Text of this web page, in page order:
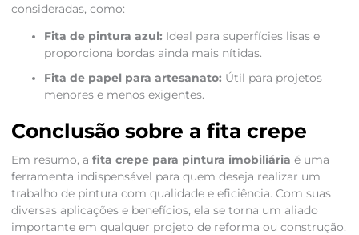
consideradas, como:
Fita de pintura azul: Ideal para superfícies lisas e
proporciona bordas ainda mais nítidas.
Fita de papel para artesanato: Útil para projetos
menores e menos exigentes.
Conclusão sobre a fita crepe
Em resumo, a fita crepe para pintura imobiliária é uma
ferramenta indispensável para quem deseja realizar um
trabalho de pintura com qualidade e eficiência. Com suas
diversas aplicações e benefícios, ela se torna um aliado
importante em qualquer projeto de reforma ou construção.